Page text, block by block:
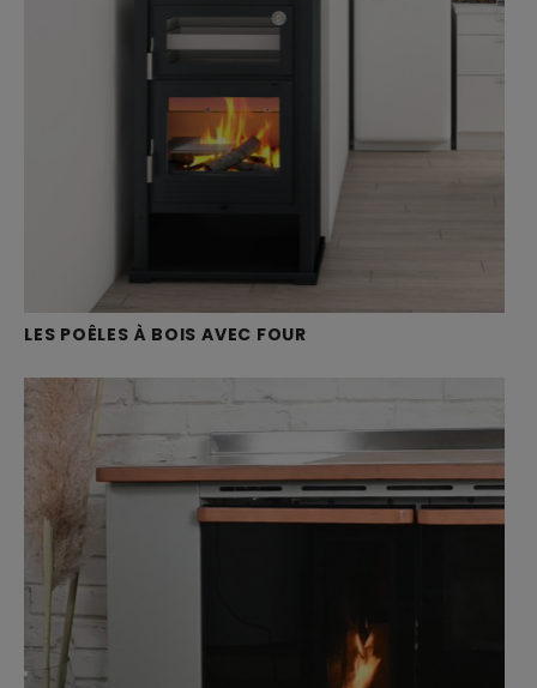
LES POÊLES À BOIS AVEC FOUR